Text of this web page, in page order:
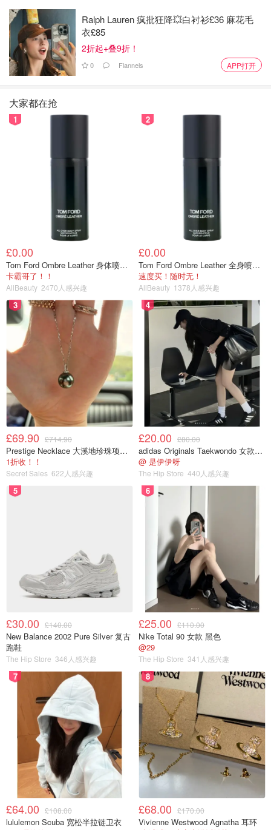
Ralph Lauren 疯批狂降💥白衬衫£36 麻花毛
衣£85
2折起+叠9折！
0 Flannels APP打开
大家都在抢
1
£0.00
Tom Ford Ombre Leather 身体喷雾 150ml
卡霸哥了！！
AllBeauty 2470人感兴趣
2
£0.00
Tom Ford Ombre Leather 全身喷雾 150ml
速度买！随时无！
AllBeauty 1378人感兴趣
3
£69.90 £714.90
Prestige Necklace 大溪地珍珠项链 10-11mm
1折收！！
Secret Sales 622人感兴趣
4
£20.00 £80.00
adidas Originals Taekwondo 女款黑色运动鞋
@ 是伊伊呀
The Hip Store 440人感兴趣
5
£30.00 £140.00
New Balance 2002 Pure Silver 复古
跑鞋
The Hip Store 346人感兴趣
6
£25.00 £110.00
Nike Total 90 女款 黑色
@29
The Hip Store 341人感兴趣
7
£64.00 £108.00
lululemon Scuba 宽松半拉链卫衣
8
£68.00 £170.00
Vivienne Westwood Agnatha 耳环